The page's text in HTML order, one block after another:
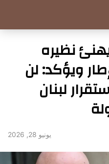
نظيره
ويؤكد: لن
لبنان
يونيو 28, 2026